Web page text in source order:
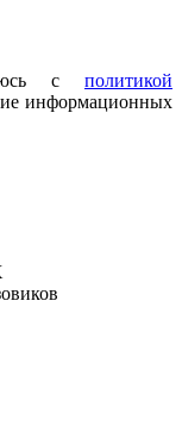
с политикой
информационных